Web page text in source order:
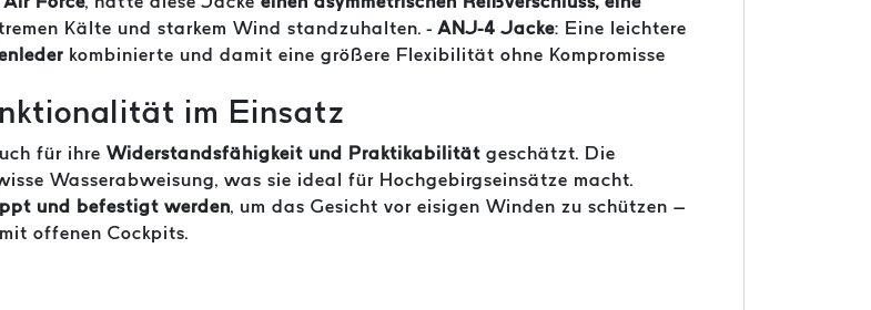
Kälte und starkem Wind standzuhalten. - ANJ-4 Jacke: Eine leichtere
kombinierte und damit eine größere Flexibilität ohne Kompromisse
im Einsatz
für ihre Widerstandsfähigkeit und Praktikabilität geschätzt. Die
Wasserabweisung, was sie ideal für Hochgebirgseinsätze macht.
und befestigt werden, um das Gesicht vor eisigen Winden zu schützen –
offenen Cockpits.